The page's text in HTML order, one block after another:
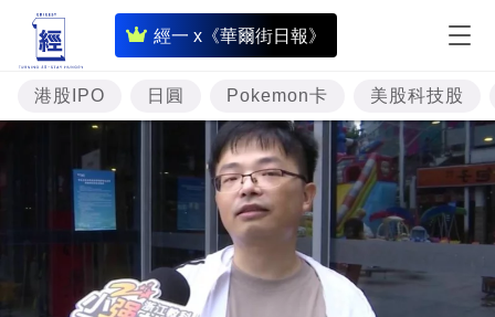
經一 x《華爾街日報》
即
時
財
經
樓
港股IPO 日圓 Pokemon卡 美股科技股